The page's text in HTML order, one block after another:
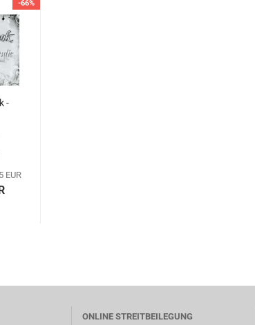
-66%
-
EUR
ONLINE STREITBEILEGUNG